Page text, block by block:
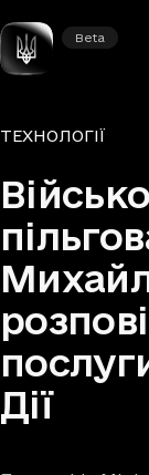
Beta
Beta
ГОЛОВНА —
Рубрики
ТЕХНОЛОГІЇ
Дії